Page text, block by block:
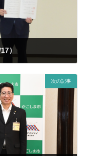
）
次の記事